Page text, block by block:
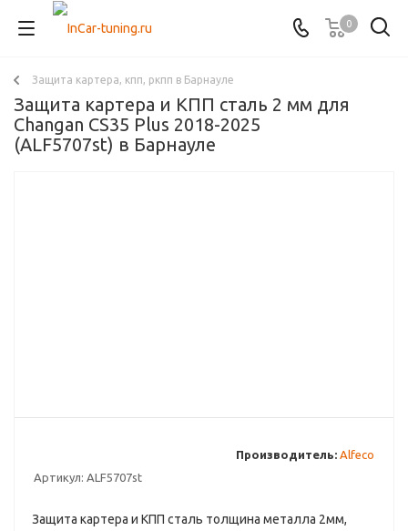
0
Защита картера, кпп, ркпп в Барнауле
Защита картера и КПП сталь 2 мм для
Changan CS35 Plus 2018-2025
(ALF5707st) в Барнауле
Артикул: ALF5707st
Производитель: Аlfeco
Защита картера и КПП сталь толщина металла 2мм,